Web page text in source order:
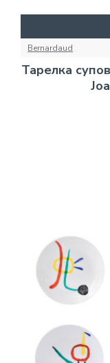
Bernardaud
Тарелка